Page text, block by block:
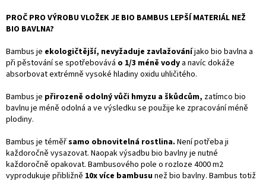
PROČ PRO VÝROBU VLOŽEK JE BIO BAMBUS LEPŠÍ MATERIÁL NEŽ
BIO BAVLNA?
Bambus je ekologičtější, nevyžaduje zavlažováníjako bio bavlna a
při pěstování se spotřebovává o 1/3 méně vody a navíc dokáže
absorbovat extrémně vysoké hladiny oxidu uhličitého.
Bambus je přirozeně odolný vůči hmyzu a škůdcům, zatímco bio
bavlnu je méně odolná a ve výsledku se použije ke zpracování méně
plodiny.
Bambus je téměřsamo obnovitelná rostlina. Není potřeba ji
každoročně vysazovat. Naopak výsadbu bio bavlny je nutné
každoročně opakovat. Bambusového pole o rozloze 4000 m2
vyprodukuje přibližně 10x více bambusunež bio bavlny. Bambus totiž